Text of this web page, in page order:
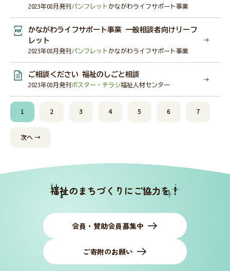
2023年08月発刊 パンフレット かながわライフサポート事業
2023年08月発刊 パンフレット かながわライフサポート事業
かながわライフサポート事業 一般相談者向けリーフ
レット
2023年08月発刊ポスター・チラシ福祉人材センター
ご相談ください 福祉のしごと相談
1 2 3 4 5 6 7
次へ →
福祉のまちづくりにご協力を！
会員・賛助会員募集中
ご寄附のお願い